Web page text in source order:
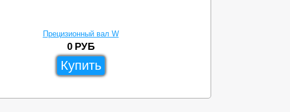
Прецизионный вал W
0 РУБ
Купить